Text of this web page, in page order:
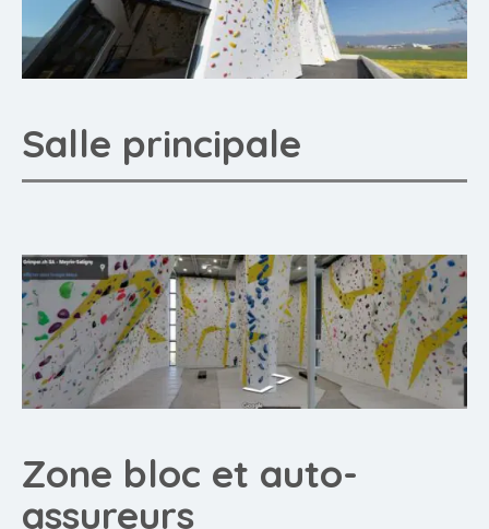
Salle principale
Zone bloc et auto-
assureurs